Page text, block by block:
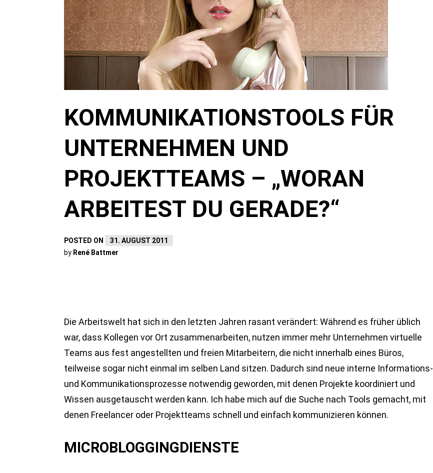
KOMMUNIKATIONSTOOLS FÜR
UNTERNEHMEN UND
PROJEKTTEAMS – „WORAN
ARBEITEST DU GERADE?“
POSTED ON
31. AUGUST 2011
by René Battmer
Die Arbeitswelt hat sich in den letzten Jahren rasant verändert: Während es früher üblich
war, dass Kollegen vor Ort zusammenarbeiten, nutzen immer mehr Unternehmen virtuelle
Teams aus fest angestellten und freien Mitarbeitern, die nicht innerhalb eines Büros,
teilweise sogar nicht einmal im selben Land sitzen. Dadurch sind neue interne Informations-
und Kommunikationsprozesse notwendig geworden, mit denen Projekte koordiniert und
Wissen ausgetauscht werden kann. Ich habe mich auf die Suche nach Tools gemacht, mit
denen Freelancer oder Projektteams schnell und einfach kommunizieren können.
MICROBLOGGINGDIENSTE